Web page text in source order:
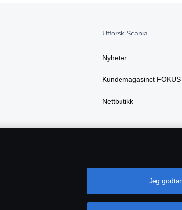
Utforsk Scania
Nyheter
Kundemagasinet FOKUS
Nettbutikk
Jeg godtar